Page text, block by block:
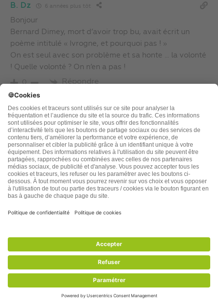
B. Dz 6 années plus tôt
Bonjour
Bernard Dimey, mort d’avoir trop bu, avait écrit un
poème intitulé « Ivrogne, et pourquoi pas ! »
On est seul avec son problème et sa honte … la volonté
! Quelle volonté ? On n’en a pas !
0 Répondre
meunier clostre 6 années plus tôt
Depuis longtemps je lis cette lettre info et souvent je
me suis dit “ce JM.Dupuis est vraiment quelqu un de
bien,il a une belle humanité” .Je m interesse à tous les
conseils de santé mais ses réflexions de pur bon sens
et humanité ont à mes yeux un intérêt plus grand et
sont d une grande aide dans le monde d
aujourdhui;MERCI M.Dupuis.
Bonjour, je suis abstinente depuis bientôt un mois,
sans avoir pris de médicaments, et à la suite d’une